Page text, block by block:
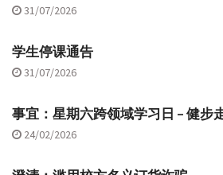
31/07/2026
学生停课通告
31/07/2026
事宜：星期六跨领域学习日 – 健步
24/02/2026